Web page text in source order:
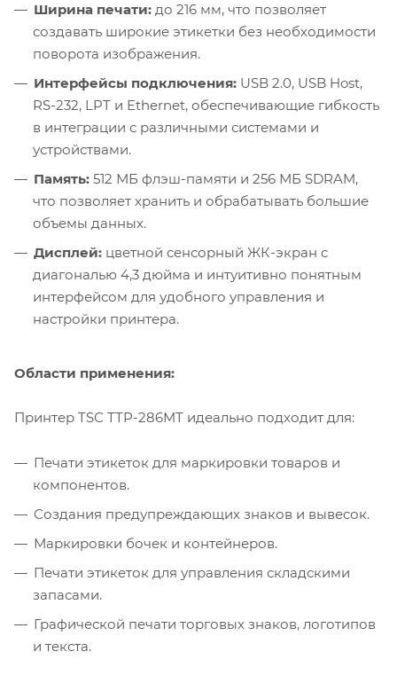
Ширина печати: до 216 мм, что позволяет
создавать широкие этикетки без необходимости
поворота изображения.
Интерфейсы подключения: USB 2.0, USB Host,
RS-232, LPT и Ethernet, обеспечивающие гибкость
в интеграции с различными системами и
устройствами.
Память: 512 МБ флэш-памяти и 256 МБ SDRAM,
что позволяет хранить и обрабатывать большие
объемы данных.
Дисплей: цветной сенсорный ЖК-экран с
диагональю 4,3 дюйма и интуитивно понятным
интерфейсом для удобного управления и
настройки принтера.
Области применения:
Принтер TSC TTP-286MT идеально подходит для:
Печати этикеток для маркировки товаров и
компонентов.
Создания предупреждающих знаков и вывесок.
Маркировки бочек и контейнеров.
Печати этикеток для управления складскими
запасами.
Графической печати торговых знаков, логотипов
и текста.